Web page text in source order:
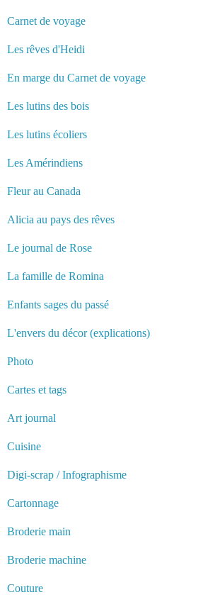
Carnet de voyage
Les rêves d'Heidi
En marge du Carnet de voyage
Les lutins des bois
Les lutins écoliers
Les Amérindiens
Fleur au Canada
Alicia au pays des rêves
Le journal de Rose
La famille de Romina
Enfants sages du passé
L'envers du décor (explications)
Photo
Cartes et tags
Art journal
Cuisine
Digi-scrap / Infographisme
Cartonnage
Broderie main
Broderie machine
Couture